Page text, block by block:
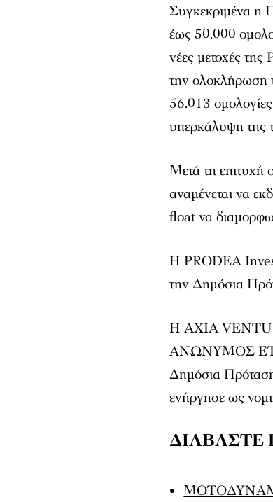
Συγκεκριμένα η
έως 50.000
νέες μετοχές
την ολοκλήρωση
56.013
υπερκάλυψη της
Μετά τη επιτυχή
αναμένεται να
float να
Η PRODEA
την Δημόσια
Η AXIA
ΑΝΩΝΥΜΟΣ
Δημόσια
ενήργησε ως
ΔΙΑΒΑΣΤΕ